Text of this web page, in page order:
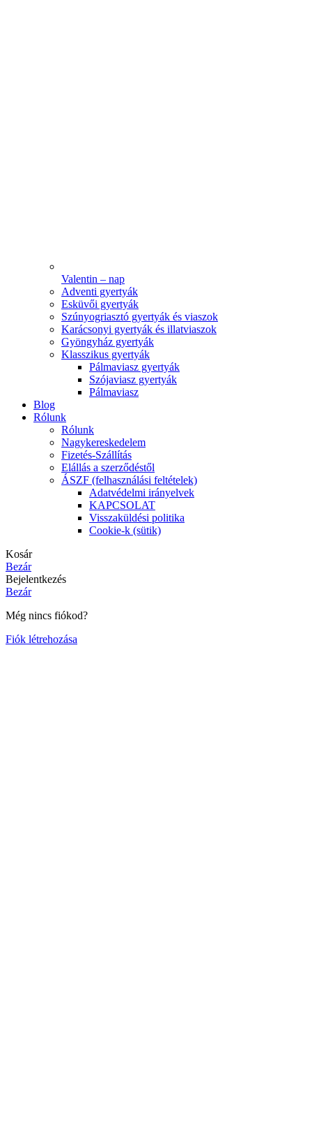
Valentin – nap
Adventi gyertyák
Esküvői gyertyák
Szúnyogriasztó gyertyák és viaszok
Karácsonyi gyertyák és illatviaszok
Gyöngyház gyertyák
Klasszikus gyertyák
Pálmaviasz gyertyák
Szójaviasz gyertyák
Pálmaviasz
Blog
Rólunk
Rólunk
Nagykereskedelem
Fizetés-Szállítás
Elállás a szerződéstől
ÁSZF (felhasználási feltételek)
Adatvédelmi irányelvek
KAPCSOLAT
Visszaküldési politika
Cookie-k (sütik)
Kosár
Bezár
Bejelentkezés
Bezár
Még nincs fiókod?
Fiók létrehozása